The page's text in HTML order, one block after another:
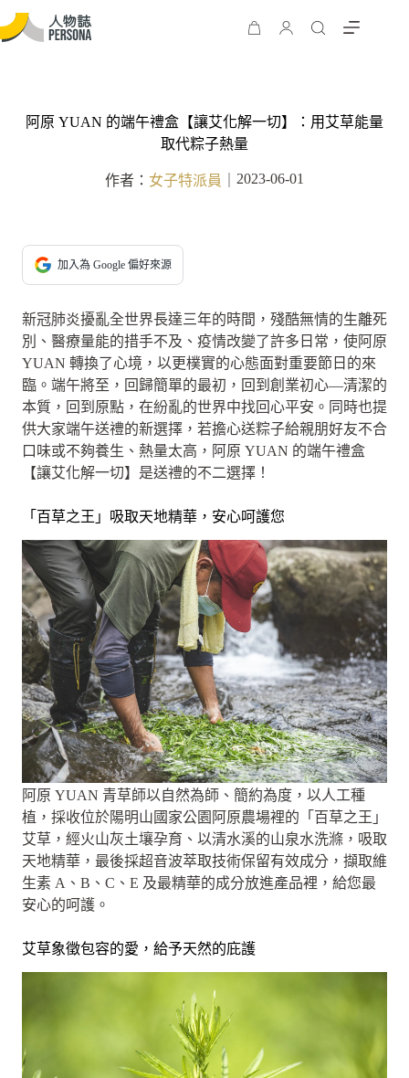
阿原 YUAN 的端午禮盒【讓艾化解一切】：用艾草能量
取代粽子熱量
作者： 女子特派員 2023-06-01
加入為 Google 偏好來源
新冠肺炎擾亂全世界長達三年的時間，殘酷無情的生離死
別、醫療量能的措手不及、疫情改變了許多日常，使阿原
YUAN 轉換了心境，以更樸實的心態面對重要節日的來
臨。端午將至，回歸簡單的最初，回到創業初心—清潔的
本質，回到原點，在紛亂的世界中找回心平安。同時也提
供大家端午送禮的新選擇，若擔心送粽子給親朋好友不合
口味或不夠養生、熱量太高，阿原 YUAN 的端午禮盒
【讓艾化解一切】是送禮的不二選擇！
「百草之王」吸取天地精華，安心呵護您
阿原 YUAN 青草師以自然為師、簡約為度，以人工種
植，採收位於陽明山國家公園阿原農場裡的「百草之王」
艾草，經火山灰土壤孕育、以清水溪的山泉水洗滌，吸取
天地精華，最後採超音波萃取技術保留有效成分，擷取維
生素 A、B、C、E 及最精華的成分放進產品裡，給您最
安心的呵護。
艾草象徵包容的愛，給予天然的庇護